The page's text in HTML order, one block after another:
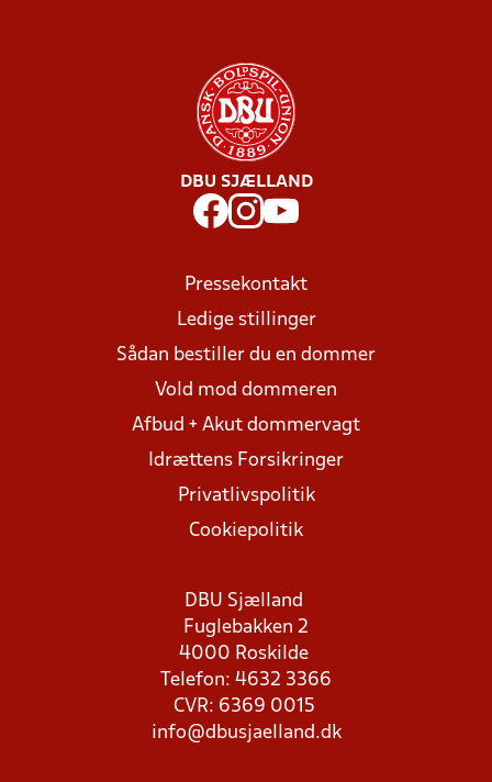
DBU SJÆLLAND
Pressekontakt
Ledige stillinger
Sådan bestiller du en dommer
Vold mod dommeren
Afbud + Akut dommervagt
Idrættens Forsikringer
Privatlivspolitik
Cookiepolitik
DBU Sjælland
Fuglebakken 2
4000 Roskilde
Telefon: 4632 3366
CVR: 6369 0015
info@dbusjaelland.dk